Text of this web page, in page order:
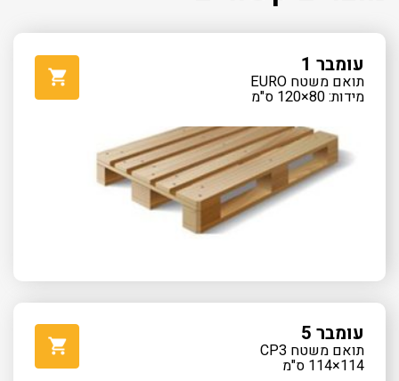
עומבר 1
תואם משטח EURO
מידות: 80×120 ס"מ
עומבר 5
תואם משטח CP3
114×114 ס"מ